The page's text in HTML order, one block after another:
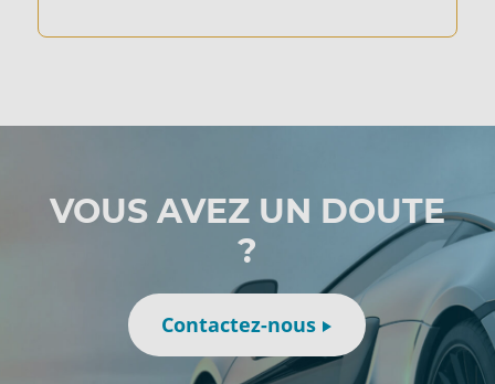
VOUS AVEZ UN DOUTE
?
Contactez-nous